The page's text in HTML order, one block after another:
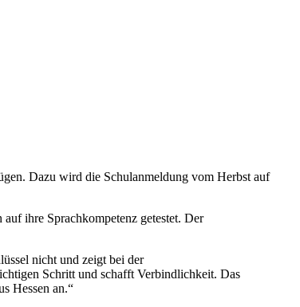
Dazu wird die Schulanmeldung vom Herbst auf
ihre Sprachkompetenz getestet. Der
nicht und zeigt bei der
Schritt und schafft Verbindlichkeit. Das
Hessen an.“